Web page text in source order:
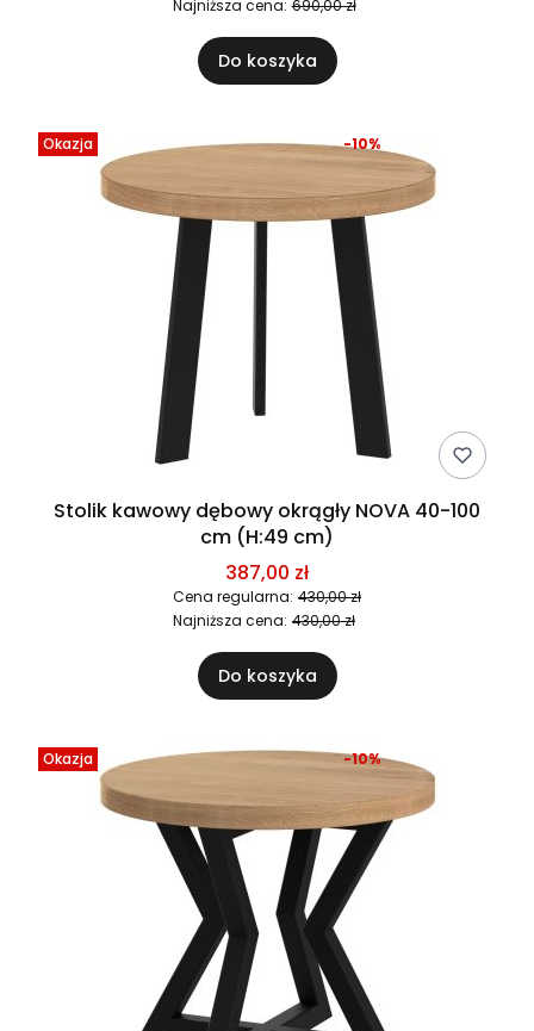
Najniższa cena: 690,00 zł
Do koszyka
Okazja
Stolik kawowy dębowy okrągły NOVA 40-100
cm (H:49 cm)
387,00 zł
Cena regularna: 430,00 zł
-10%
Najniższa cena: 430,00 zł
Do koszyka
Okazja -10%